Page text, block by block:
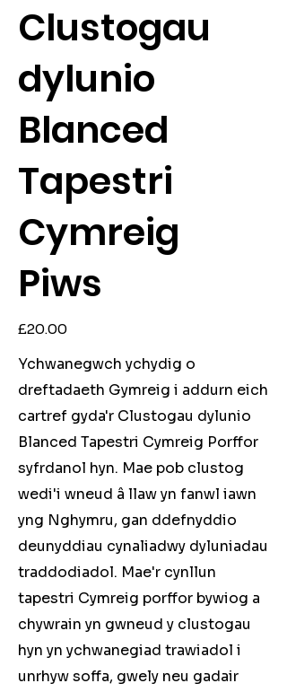
Clustogau
dylunio
Blanced
Tapestri
Cymreig
Piws
Price
£20.00
Ychwanegwch ychydig o
dreftadaeth Gymreig i addurn eich
cartref gyda'r Clustogau dylunio
Blanced Tapestri Cymreig Porffor
syfrdanol hyn. Mae pob clustog
wedi'i wneud â llaw yn fanwl iawn
yng Nghymru, gan ddefnyddio
deunyddiau cynaliadwy dyluniadau
traddodiadol. Mae'r cynllun
tapestri Cymreig porffor bywiog a
chywrain yn gwneud y clustogau
hyn yn ychwanegiad trawiadol i
unrhyw soffa, gwely neu gadair